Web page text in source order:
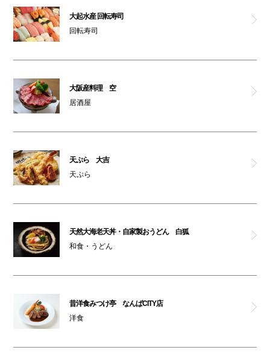
大起水産 回転寿司
回転寿司
大阪産料理 空
居酒屋
天ぷら 大吉
天ぷら
天然大海老天丼・自家製おうどん 白狐
和食・うどん
昔洋食みつけ亭 なんばCITY店
洋食